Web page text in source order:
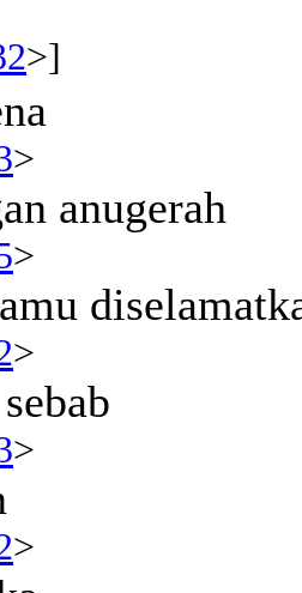
>]
>
anugerah
>
>
>
>